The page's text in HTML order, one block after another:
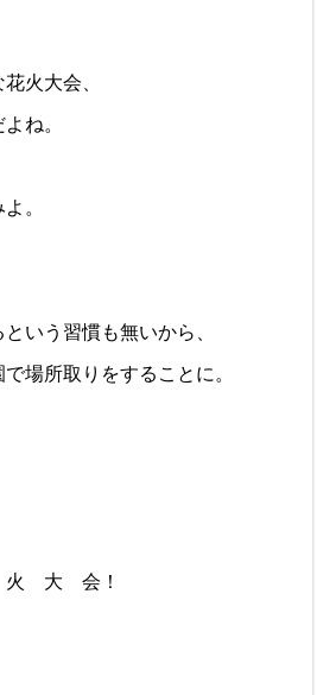
火大会、
ね。
。
いう習慣も無いから、
場所取りをすることに。
大 会！